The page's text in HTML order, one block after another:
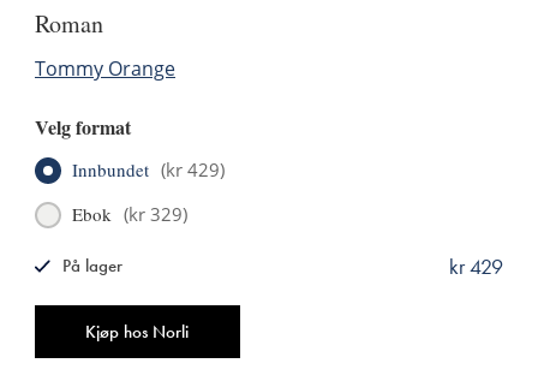
roman
Tommy Orange
Velg format
Innbundet (kr 429)
Ebok (kr 329)
Kjøp hos Norli
kr 429
På lager